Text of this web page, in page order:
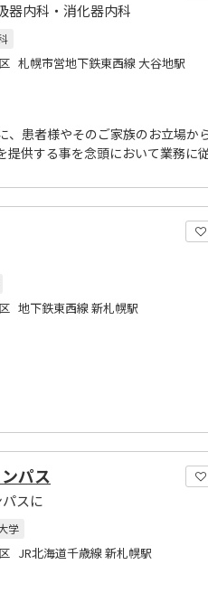
器内科・消化器内科
札幌市営地下鉄東西線 大谷地駅
、患者様やそのご家族のお立場か
提供する事を念頭において業務に
地下鉄東西線 新札幌駅
パス
スに
学
JR北海道千歳線 新札幌駅